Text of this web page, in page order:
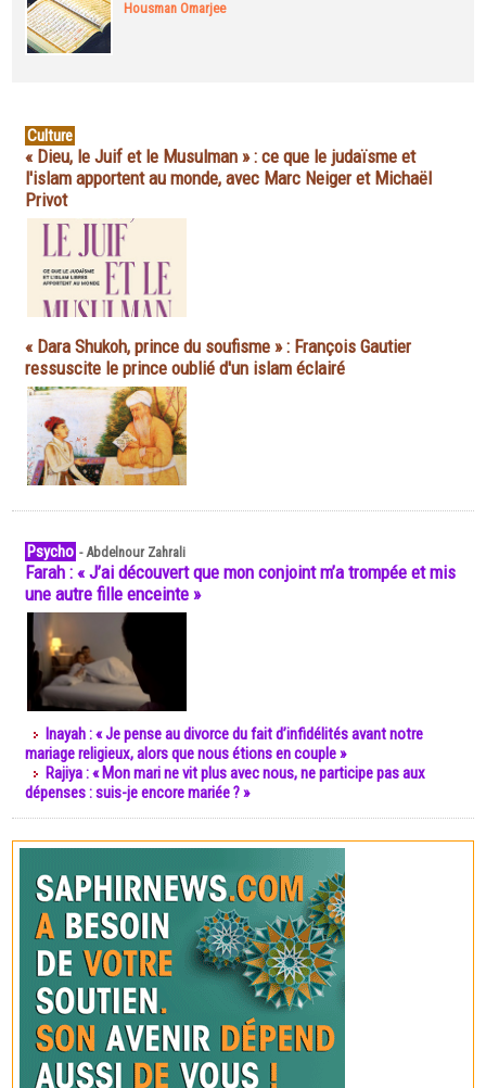
Housman Omarjee
Culture
« Dieu, le Juif et le Musulman » : ce que le judaïsme et
l'islam apportent au monde, avec Marc Neiger et Michaël
Privot
« Dara Shukoh, prince du soufisme » : François Gautier
ressuscite le prince oublié d'un islam éclairé
Psycho -Abdelnour Zahrali
Farah : « J’ai découvert que mon conjoint m’a trompée et mis
une autre fille enceinte »
Inayah : « Je pense au divorce du fait d’infidélités avant notre
mariage religieux, alors que nous étions en couple »
Rajiya : « Mon mari ne vit plus avec nous, ne participe pas aux
dépenses : suis-je encore mariée ? »